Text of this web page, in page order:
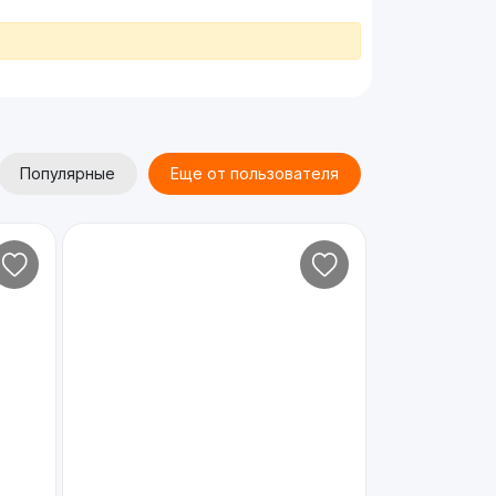
Популярные Еще от пользователя